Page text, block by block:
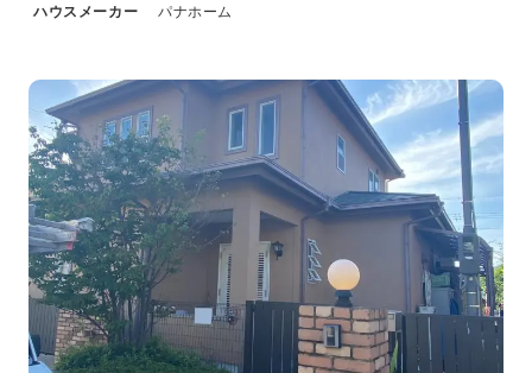
お問い合わせ
資料請求
簡単Web見積もり（無料）
現地診断見積もり（無料）
無料点検
施工パートナー募集
総合お問い合わせ
ハウスメーカー
パナホーム